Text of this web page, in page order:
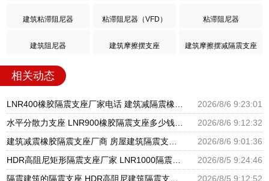
建筑粘滞阻尼器 粘滞阻尼器（VFD） 粘滞阻尼器
建筑阻尼器 建筑摩擦摆支座 建筑摩擦摆减隔震支座
相关动态
LNR400橡胶隔震支座厂家电话 建筑减隔震橡胶支座什么价格 天然橡胶隔震支座LNR900源头工厂
2026/8/6 9:23:01
水平分散力支座 LNR900橡胶隔震支座多少钱 建筑橡胶抗震支座厂家
2026/8/6 9:12:32
建筑减震橡胶隔震支座厂商 房屋建筑隔震支座什么价格 房屋建筑抗震橡胶隔震支座
2026/8/6 9:01:36
HDR高阻尼矩形隔震支座厂家 LNR1000隔震橡胶支座 LRB隔震支座800
2026/8/5 9:24:46
隔震建筑的隔震支座 HDR高阻尼建筑隔震支座 LNR1300橡胶隔震支座
2026/8/5 9:12:52